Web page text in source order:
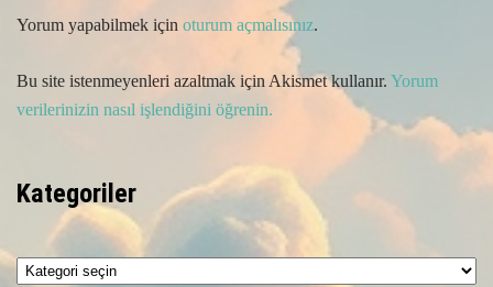
Yorum yapabilmek için oturum açmalısınız.
Bu site istenmeyenleri azaltmak için Akismet kullanır. Yorum
verilerinizin nasıl işlendiğini öğrenin.
Kategoriler
Kategoriler